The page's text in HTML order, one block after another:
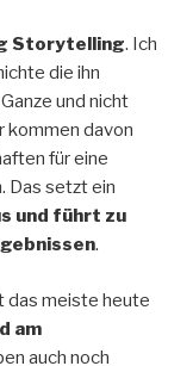
Storytelling. Ich
die ihn
und nicht
kommen davon
für eine
Das setzt ein
und führt zu
.
das meiste heute
am
auch noch